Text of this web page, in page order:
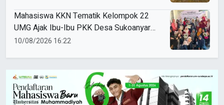
Mahasiswa KKN Tematik Kelompok 22
UMG Ajak Ibu-Ibu PKK Desa Sukoanyar
Berkreasi dengan Ecoprint
10/08/2026 16:22